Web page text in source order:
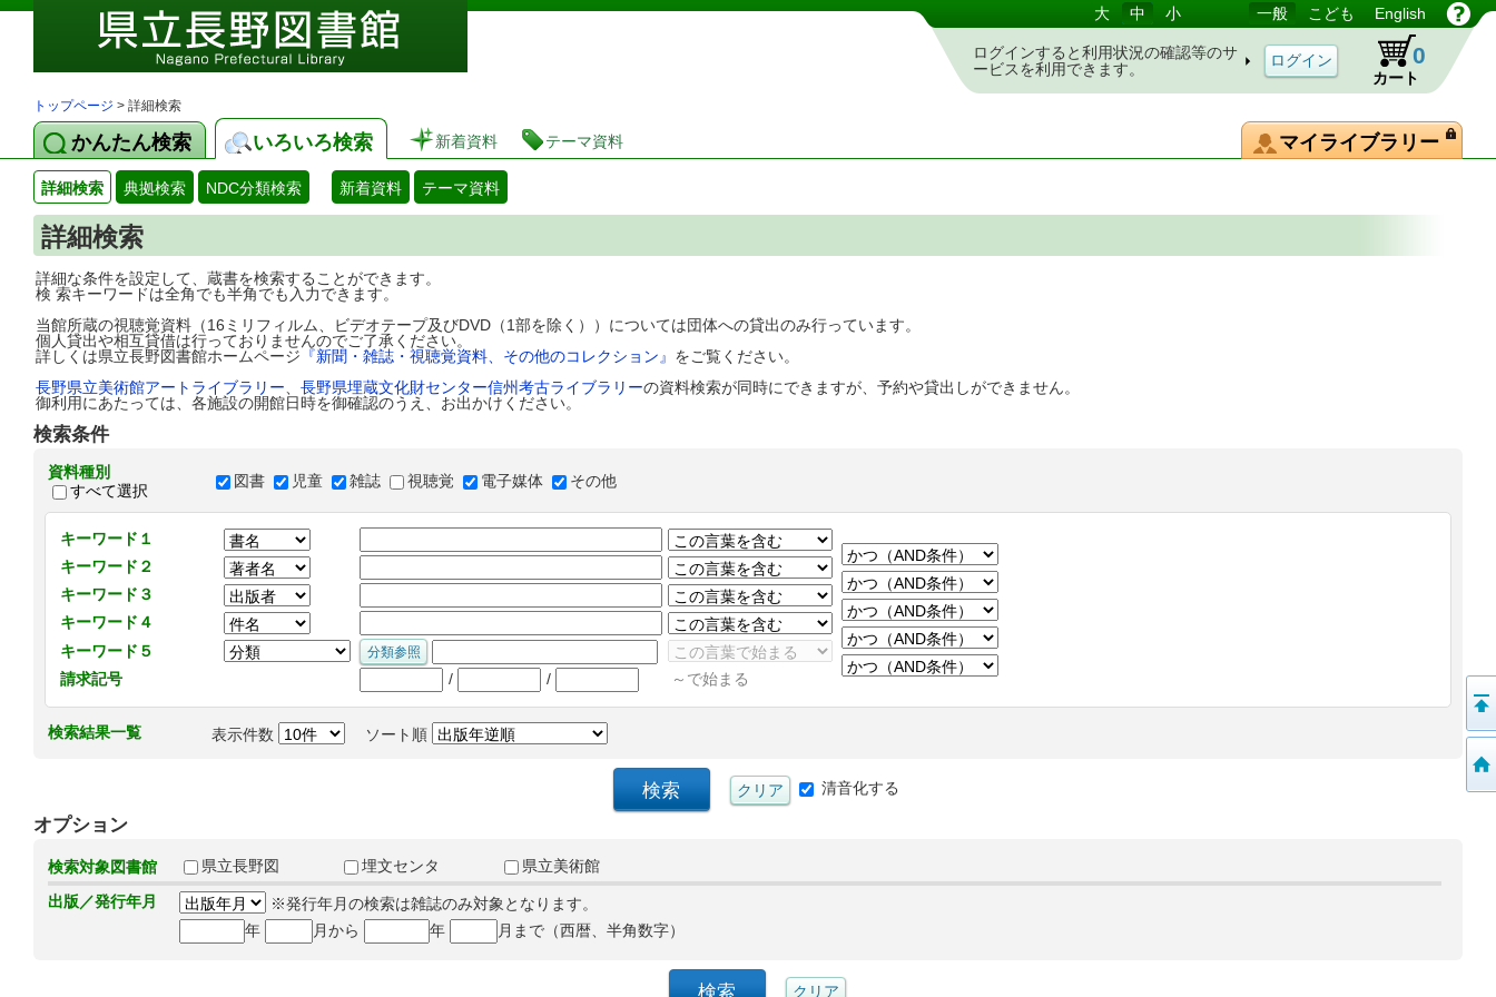
図書館 蔵書検索・予約システム 大 中 小 一般 こども English
ログインすると利用状況の確認等のサ
ービスを利用できます。
カート
0
トップページ > 詳細検索
かんたん検索 いろいろ検索 新着資料 テーマ資料 マイライブラリー
詳細検索 典拠検索 NDC分類検索 新着資料 テーマ資料
詳細検索
詳細な条件を設定して、蔵書を検索することができます。
検 索キーワードは全角でも半角でも入力できます。
当館所蔵の視聴覚資料（16ミリフィルム、ビデオテープ及びDVD（1部を除く））については団体への貸出のみ行っています。
個人貸出や相互貸借は行っておりませんのでご了承ください。
詳しくは県立長野図書館ホームページ 『新聞・雑誌・視聴覚資料、その他のコレクション』 をご覧ください。
長野県立美術館アートライブラリー
長野県埋蔵文化財センター信州考古ライブラリーの資料検索が同時にできますが、予約や貸出しができません。
御利用にあたっては、各施設の開館日時を御確認のうえ、お出かけください。
検索条件
資料種別
すべて選択
図書 児童 雑誌 視聴覚 電子媒体 その他
キーワード１
キーワード２
キーワード３
キーワード４
キーワード５
請求記号
/ / ～で始まる
検索結果一覧 表示件数 ソート順
清音化する
オプション
検索対象図書館 県立長野図 埋文センタ
県立美術館
出版／発行年月
※発行年月の検索は雑誌のみ対象となります。
年
月から 年 月まで（西暦、半角数字）